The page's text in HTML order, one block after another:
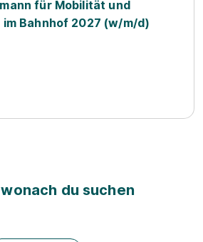
für Mobilität und
Bahnhof 2027 (w/m/d)
du suchen